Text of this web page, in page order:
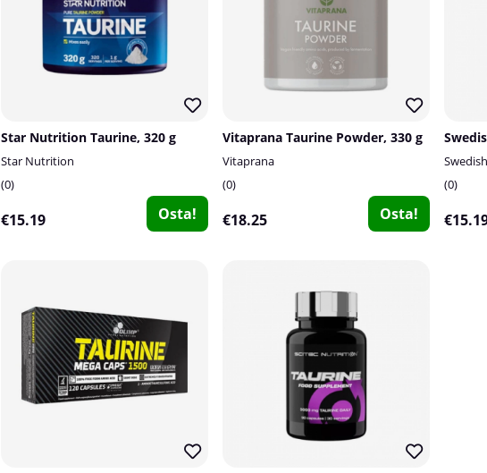
Star Nutrition Taurine, 320 g
Star Nutrition
0
€15.19 Osta!
Vitaprana Taurine Powder, 330 g
Vitaprana
0
€18.25 Osta!
0